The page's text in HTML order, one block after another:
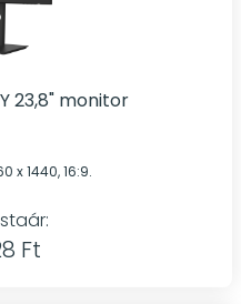
23,8" monitor
x 1440, 16:9.
Ft